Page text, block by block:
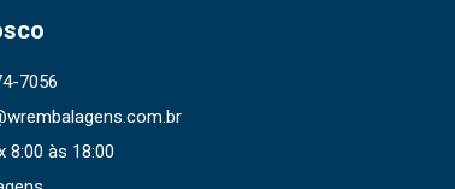
7056
8:00 às 18:00